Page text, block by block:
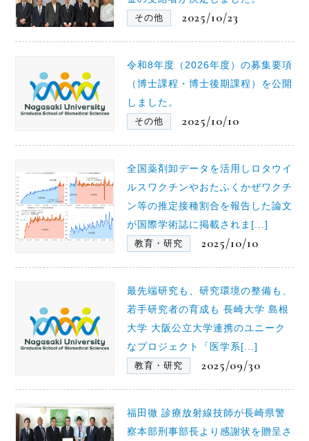
その他
2025/10/23
令和8年度（2026年度）の募集要項
（博士課程・博士後期課程）を公開
しました。
その他
2025/10/10
全国薬剤卸データを活用しロタウイ
ルスワクチンやおたふくかぜワクチ
ン等の推定接種割合を報告した論文
が国際学術誌に掲載されま[...]
教育・研究
2025/10/10
最先端研究も、研究環境の整備も、
若手研究者の育成も 長崎大学 島根
大学 大阪公立大学連携のユニーク
なプロジェクト「医学系[...]
教育・研究
2025/09/30
福田徹 診療放射線技師が長崎県警
察本部刑事部長より感謝状を贈呈さ